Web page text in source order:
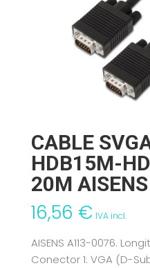
CABLE
HDB15M-
20M
16,56 € IVA incl.
AISENS A113-0076.
Conector 1: VGA (D-